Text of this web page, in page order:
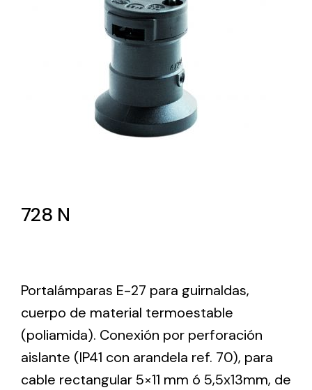
Lighting and Electrical
Equipment
Complete solutions in lighting and electrical
material for each project and need
Ventilación
Ventilation
The incorporation of Novovent into the group
728 N
Portalámparas E-27 para guirnaldas,
cuerpo de material termoestable
(poliamida). Conexión por perforación
aislante (IP41 con arandela ref. 70), para
cable rectangular 5×11 mm ó 5,5x13mm, de